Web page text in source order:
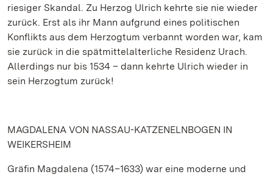
riesiger Skandal. Zu Herzog Ulrich kehrte sie nie wieder
zurück. Erst als ihr Mann aufgrund eines politischen
Konflikts aus dem Herzogtum verbannt worden war, kam
sie zurück in die spätmittelalterliche Residenz Urach.
Allerdings nur bis 1534 – dann kehrte Ulrich wieder in
sein Herzogtum zurück!
MAGDALENA VON NASSAU-KATZENELNBOGEN IN
WEIKERSHEIM
Gräfin Magdalena (1574–1633) war eine moderne und